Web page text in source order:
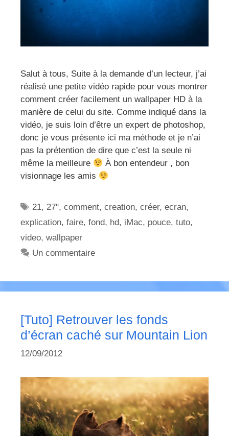
Salut à tous, Suite à la demande d’un lecteur, j’ai
réalisé une petite vidéo rapide pour vous montrer
comment créer facilement un wallpaper HD à la
manière de celui du site. Comme indiqué dans la
vidéo, je suis loin d’être un expert de photoshop,
donc je vous présente ici ma méthode et je n’ai
pas la prétention de dire que c’est la seule ni
même la meilleure
À bon entendeur , bon
visionnage les amis
Étiquettes
21,27",comment,creation,créer,ecran,
explication, faire, fond, hd, iMac, pouce, tuto,
video, wallpaper
Un commentaire
[Tuto] Retrouver les fonds
d’écran caché sur Mountain Lion
12/09/2012